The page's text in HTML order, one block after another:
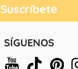
SÍGUENOS